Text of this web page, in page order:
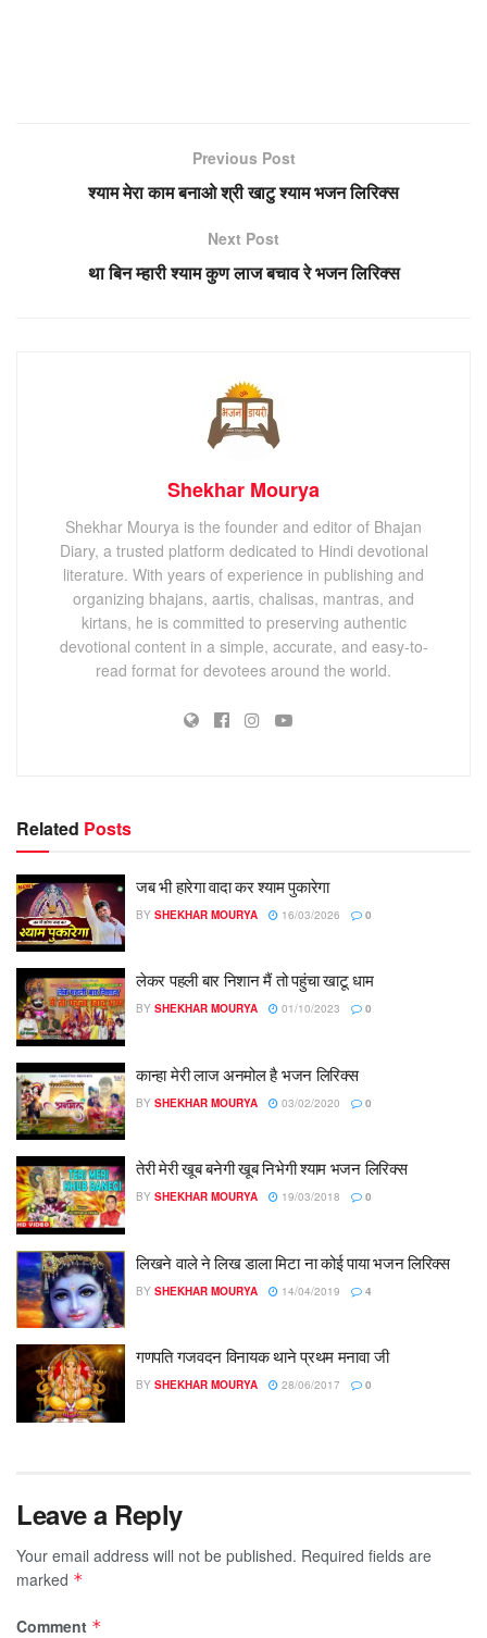
Previous Post
श्याम मेरा काम बनाओ श्री खाटु श्याम भजन लिरिक्स
Next Post
था बिन म्हारी श्याम कुण लाज बचाव रे भजन लिरिक्स
Shekhar Mourya
Shekhar Mourya is the founder and editor of Bhajan
Diary, a trusted platform dedicated to Hindi devotional
literature. With years of experience in publishing and
organizing bhajans, aartis, chalisas, mantras, and
kirtans, he is committed to preserving authentic
devotional content in a simple, accurate, and easy-to-
read format for devotees around the world.
Related Posts
जब भी हारेगा वादा कर श्याम पुकारेगा
BY SHEKHAR MOURYA 16/03/2026 0
लेकर पहली बार निशान मैं तो पहुंचा खाटू धाम
BY SHEKHAR MOURYA 01/10/2023 0
कान्हा मेरी लाज अनमोल है भजन लिरिक्स
BY SHEKHAR MOURYA 03/02/2020 0
तेरी मेरी खूब बनेगी खूब निभेगी श्याम भजन लिरिक्स
BY SHEKHAR MOURYA 19/03/2018 0
लिखने वाले ने लिख डाला मिटा ना कोई पाया भजन लिरिक्स
BY SHEKHAR MOURYA 14/04/2019 4
गणपति गजवदन विनायक थाने प्रथम मनावा जी
BY SHEKHAR MOURYA 28/06/2017 0
Leave a Reply
Your email address will not be published. Required fields are
marked *
Comment *